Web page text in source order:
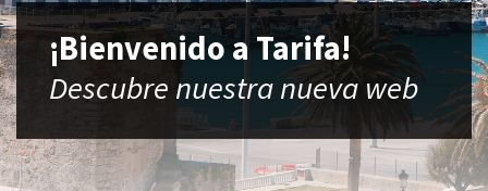
¡Bienvenido a Tarifa!
Descubre nuestra nueva web